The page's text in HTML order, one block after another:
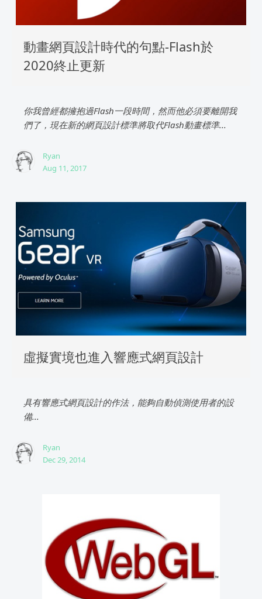
動畫網頁設計時代的句點-Flash於
2020終止更新
你我曾經都擁抱過Flash一段時間，然而他必須要離開我
們了，現在新的網頁設計標準將取代Flash動畫標準...
Ryan
Aug 11, 2017
虛擬實境也進入響應式網頁設計
具有響應式網頁設計的作法，能夠自動偵測使用者的設
備...
Ryan
Dec 29, 2014